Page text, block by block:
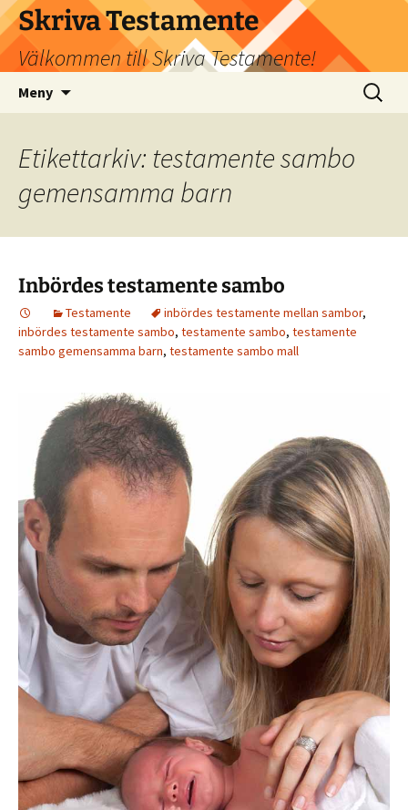
Hoppa
till
innehåll
Skriva Testamente
Välkommen till Skriva Testamente!
Meny
Sök
efter:
Etikettarkiv: testamente sambo
gemensamma barn
Inbördes testamente sambo
Testamente inbördes testamente mellan sambor,
inbördes testamente sambo, testamente sambo, testamente
sambo gemensamma barn, testamente sambo mall